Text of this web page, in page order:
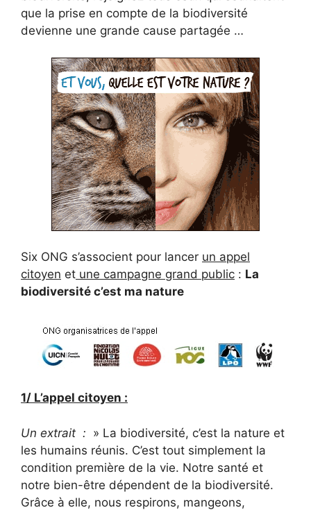
que la prise en compte de la biodiversité
devienne une grande cause partagée …
Six ONG s’associent pour lancer un appel
citoyen et une campagne grand public : La
biodiversité c’est ma nature
1/ L’appel citoyen :
Un extrait : » La biodiversité, c’est la nature et
les humains réunis. C’est tout simplement la
condition première de la vie. Notre santé et
notre bien-être dépendent de la biodiversité.
Grâce à elle, nous respirons, mangeons,